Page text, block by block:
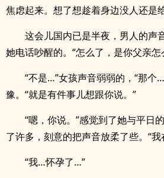
焦虑起来。想了想趁着身边没人还是
这会儿国内已是半夜，男人的声
她电话吵醒的。“怎么了，是你父亲怎
“不是…”女孩声音弱弱的，“那
豫。“就是有件事儿想跟你说。”
“嗯，你说。”感觉到了她与平日
了许多，刻意的把声音放柔了些。“我
“我…怀孕了…”